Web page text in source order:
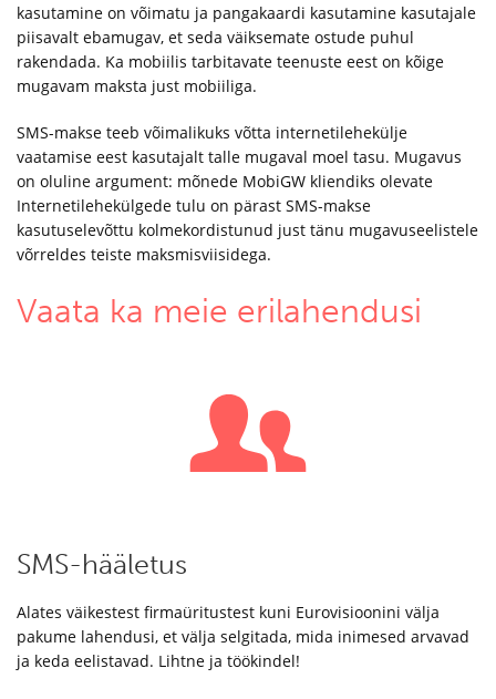
kasutamine on võimatu ja pangakaardi kasutamine kasutajale
piisavalt ebamugav, et seda väiksemate ostude puhul
rakendada. Ka mobiilis tarbitavate teenuste eest on kõige
mugavam maksta just mobiiliga.
SMS-makse teeb võimalikuks võtta internetilehekülje
vaatamise eest kasutajalt talle mugaval moel tasu. Mugavus
on oluline argument: mõnede MobiGW kliendiks olevate
Internetilehekülgede tulu on pärast SMS-makse
kasutuselevõttu kolmekordistunud just tänu mugavuseelistele
võrreldes teiste maksmisviisidega.
Vaata ka meie erilahendusi
SMS-hääletus
Alates väikestest firmaüritustest kuni Eurovisioonini välja
pakume lahendusi, et välja selgitada, mida inimesed arvavad
ja keda eelistavad. Lihtne ja töökindel!